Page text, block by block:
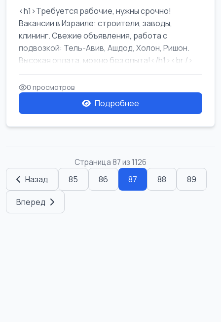
<h1>Требуется рабочие, нужны срочно!
Вакансии в Израиле: строители, заводы,
клининг. Свежие объявления, работа с
подвозкой: Тель-Авив, Ашдод, Холон, Ришон.
Высокая оплата, можно без опыта!</h1><br />
...
0 просмотров
Подробнее
Страница 87 из 1126
Назад 85 86 87 88 89
Вперед